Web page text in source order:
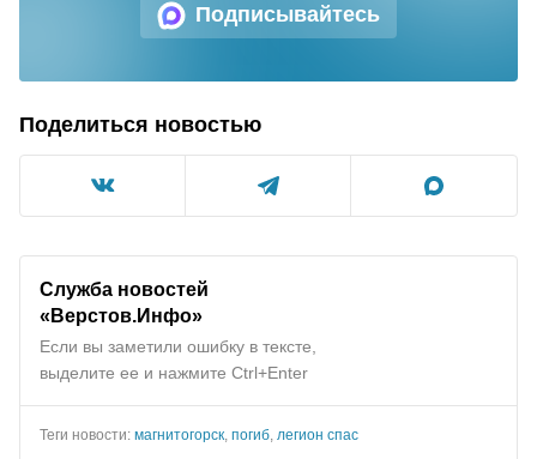
Подписывайтесь
Поделиться новостью
Служба новостей
«Верстов.Инфо»
Если вы заметили ошибку в тексте,
выделите ее и нажмите Ctrl+Enter
Теги новости: магнитогорск погиб легион спас